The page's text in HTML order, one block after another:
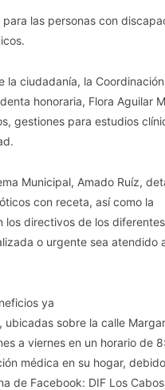
las personas con
la ciudadanía, la
honoraria, Flora Aguilar
gestiones para estudios
Municipal, Amado Ruíz,
con receta, así como la
los directivos de los diferentes
o urgente sea atendido
ya
ubicadas sobre la calle
a viernes en un horario de
médica en su hogar,
de Facebook: DIF Los